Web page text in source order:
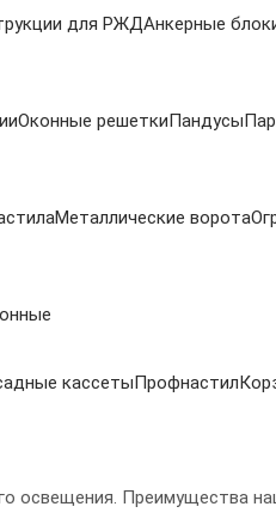
для РЖДАнкерные
Оконные решеткиПандусы
Металлические ворота
кассетыПрофнастил
освещения. Преимущества